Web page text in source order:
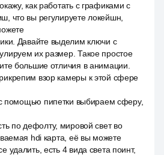
как работать с графиками с
что вы регулируете локейшн,
Давайте выделим ключи с
их размер. Такое простое
большие отличия в анимации.
взор камеры к этой сфере
помощью пипетки выбираем сферу,
по дефолту, мировой свет во
hdi карта, её вы можете
удалить, есть 4 вида света поинт,